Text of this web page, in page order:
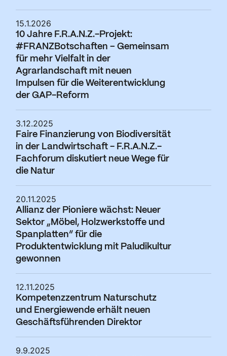
15.1.2026
10 Jahre F.R.A.N.Z.-Projekt:
#FRANZBotschaften – Gemeinsam
für mehr Vielfalt in der
Agrarlandschaft mit neuen
Impulsen für die Weiterentwicklung
der GAP-Reform
3.12.2025
Faire Finanzierung von Biodiversität
in der Landwirtschaft - F.R.A.N.Z.-
Fachforum diskutiert neue Wege für
die Natur
20.11.2025
Allianz der Pioniere wächst: Neuer
Sektor „Möbel, Holzwerkstoffe und
Spanplatten“ für die
Produktentwicklung mit Paludikultur
gewonnen
12.11.2025
Kompetenzzentrum Naturschutz
und Energiewende erhält neuen
Geschäftsführenden Direktor
9.9.2025